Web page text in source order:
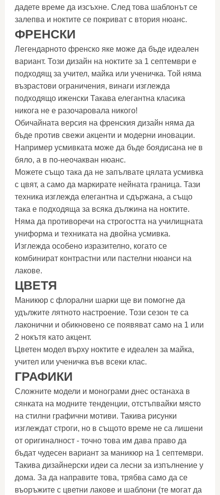
дадете време да изсъхне. След това шаблонът се
залепва и ноктите се покриват с втория нюанс.
ФРЕНСКИ
Легендарното френско яке може да бъде идеален
вариант. Този дизайн на ноктите за 1 септември е
подходящ за учител, майка или ученичка. Той няма
възрастови ограничения, винаги изглежда
подходящо иженски Такава елегантна класика
никога не е разочаровала никого!
Обичайната версия на френския дизайн няма да
бъде против свежи акценти и модерни иновации.
Например усмивката може да бъде боядисана не в
бяло, а в по-неочакван нюанс.
Можете също така да не запълвате цялата усмивка
с цвят, а само да маркирате нейната граница. Тази
техника изглежда елегантна и сдържана, а също
така е подходяща за всяка дължина на ноктите.
Няма да противоречи на строгостта на училищната
униформа и техниката на двойна усмивка.
Изглежда особено изразително, когато се
комбинират контрастни или пастелни нюанси на
лакове.
ЦВЕТЯ
Маникюр с флорални шарки ще ви помогне да
удължите лятното настроение. Този сезон те са
лаконични и обикновено се появяват само на 1 или
2 нокътя като акцент.
Цветен модел върху ноктите е идеален за майка,
учител или ученичка във всеки клас.
ГРАФИКИ
Сложните модели и монограми днес останаха в
сянката на модните тенденции, отстъпвайки място
на стилни графични мотиви. Такива рисунки
изглеждат строги, но в същото време не са лишени
от оригиналност - точно това им дава право да
бъдат чудесен вариант за маникюр на 1 септември.
Такива дизайнерски идеи са лесни за изпълнение у
дома. За да направите това, трябва само да се
въоръжите с цветни лакове и шаблони (те могат да